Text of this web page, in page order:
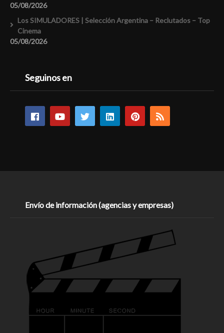
05/08/2026
Los SIMULADORES | Selección Argentina – Reclutados – Top
Cinema
05/08/2026
Seguinos en
Envío de información (agencias y empresas)